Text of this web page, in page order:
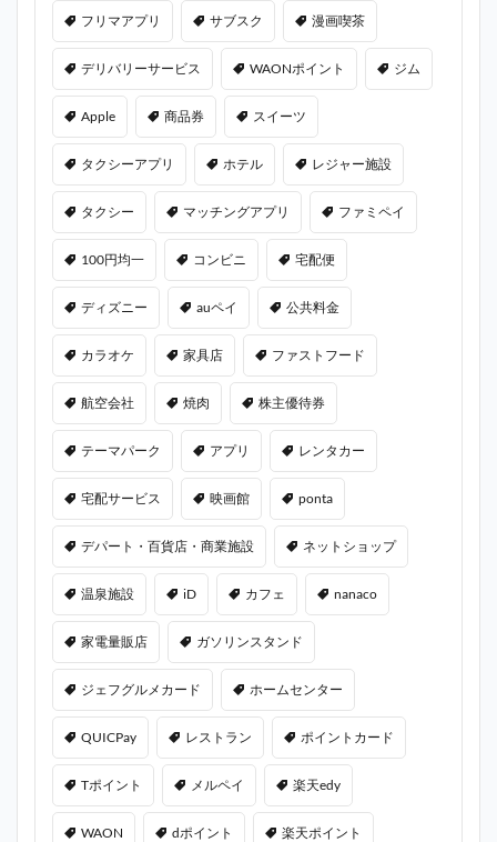
フリマアプリ サブスク 漫画喫茶
デリバリーサービス WAONポイント ジム
Apple 商品券 スイーツ
タクシーアプリ ホテル レジャー施設
タクシー マッチングアプリ ファミペイ
100円均一 コンビニ 宅配便
ディズニー auペイ 公共料金
カラオケ 家具店 ファストフード
航空会社 焼肉 株主優待券
テーマパーク アプリ レンタカー
宅配サービス 映画館 ponta
デパート・百貨店・商業施設 ネットショップ
温泉施設 iD カフェ nanaco
家電量販店 ガソリンスタンド
ジェフグルメカード ホームセンター
QUICPay レストラン ポイントカード
Tポイント メルペイ 楽天edy
WAON dポイント 楽天ポイント